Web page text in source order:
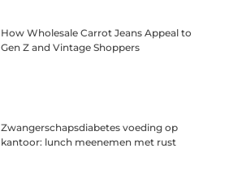
How Wholesale Carrot Jeans Appeal to
Gen Z and Vintage Shoppers
Zwangerschapsdiabetes voeding op
kantoor: lunch meenemen met rust